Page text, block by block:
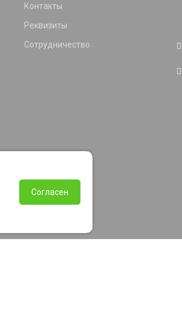
Контакты
Реквизиты
Сотрудничество
Согласен